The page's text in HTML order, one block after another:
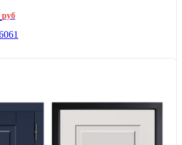
руб